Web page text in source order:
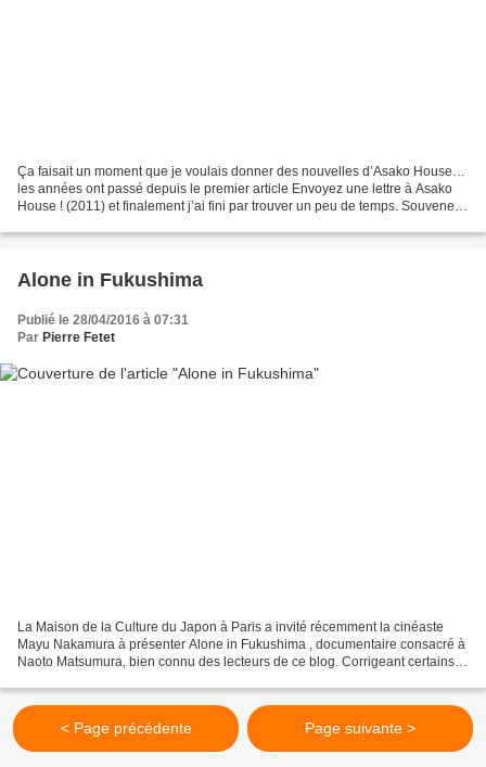
Ça faisait un moment que je voulais donner des nouvelles d’Asako House…
les années ont passé depuis le premier article Envoyez une lettre à Asako
House ! (2011) et finalement j’ai fini par trouver un peu de temps. Souvenez-
Alone in Fukushima
Publié le 28/04/2016 à 07:31
Par Pierre Fetet
La Maison de la Culture du Japon à Paris a invité récemment la cinéaste
Mayu Nakamura à présenter Alone in Fukushima , documentaire consacré à
Naoto Matsumura, bien connu des lecteurs de ce blog. Corrigeant certains
< Page précédente Page suivante >